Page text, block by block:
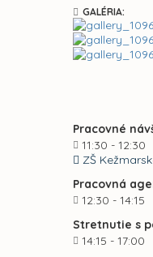
GALÉRIA:
Pracovné
11:30 - 12:30
ZŠ
Pracovná
12:30 - 14:15
Stretnutie s
14:15 - 17:00